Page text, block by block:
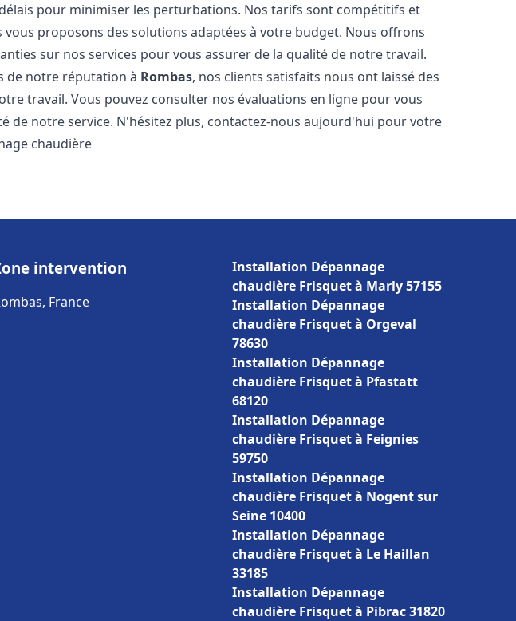
pour minimiser les perturbations. Nos tarifs sont compétitifs et
proposons des solutions adaptées à votre budget. Nous offrons
sur nos services pour vous assurer de la qualité de notre travail.
de notre réputation à Rombas, nos clients satisfaits nous ont laissé des
travail. Vous pouvez consulter nos évaluations en ligne pour vous
de notre service. N'hésitez plus, contactez-nous aujourd'hui pour votre
chaudière
intervention
France
Installation Dépannage
chaudière Frisquet à Marly 57155
Installation Dépannage
chaudière Frisquet à Orgeval
78630
Installation Dépannage
chaudière Frisquet à Pfastatt
68120
Installation Dépannage
chaudière Frisquet à Feignies
59750
Installation Dépannage
chaudière Frisquet à Nogent sur
Seine 10400
Installation Dépannage
chaudière Frisquet à Le Haillan
33185
Installation Dépannage
chaudière Frisquet à Pibrac 31820